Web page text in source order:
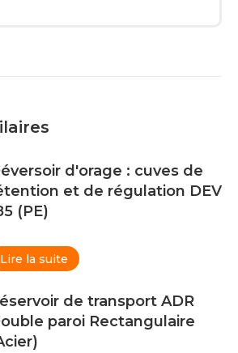
d'orage : cuves de
et de régulation DEV
(PE)
Lire la suite
de transport ADR
paroi Rectangulaire